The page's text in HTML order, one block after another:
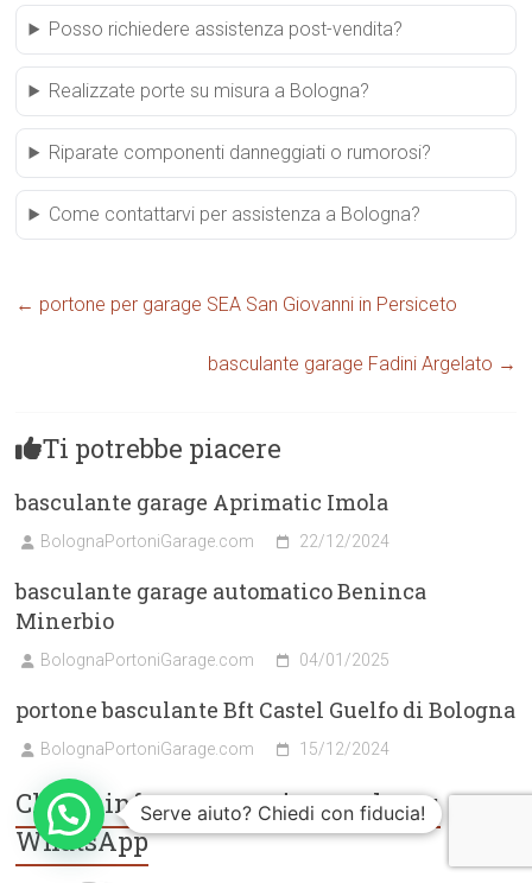
Posso richiedere assistenza post-vendita?
Realizzate porte su misura a Bologna?
Riparate componenti danneggiati o rumorosi?
Come contattarvi per assistenza a Bologna?
← portone per garage SEA San Giovanni in Persiceto
basculante garage Fadini Argelato →
Ti potrebbe piacere
basculante garage Aprimatic Imola
BolognaPortoniGarage.com 22/12/2024
basculante garage automatico Beninca
Minerbio
BolognaPortoniGarage.com 04/01/2025
portone basculante Bft Castel Guelfo di Bologna
BolognaPortoniGarage.com 15/12/2024
Chiedi info e preventivo anche su
WhatsApp
Serve aiuto? Chiedi con fiducia!